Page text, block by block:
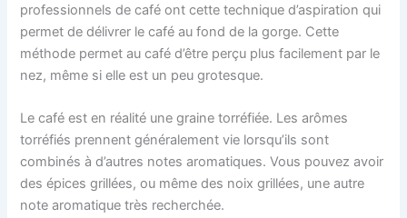
professionnels de café ont cette technique d’aspiration qui
permet de délivrer le café au fond de la gorge. Cette
méthode permet au café d’être perçu plus facilement par le
nez, même si elle est un peu grotesque.
Le café est en réalité une graine torréfiée. Les arômes
torréfiés prennent généralement vie lorsqu’ils sont
combinés à d’autres notes aromatiques. Vous pouvez avoir
des épices grillées, ou même des noix grillées, une autre
note aromatique très recherchée.